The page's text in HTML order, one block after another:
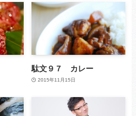
駄文９７ カレー
2015年11月15日